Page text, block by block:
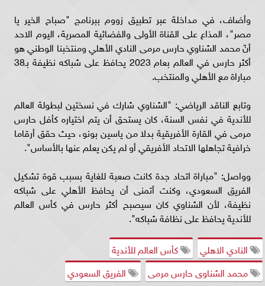
وأضاف، في مداخلة عبر تطبيق زووم ببرنامج "صباح الخير يا
مصر"، المذاع على القناة الأولى والفضائية المصرية، اليوم الاحد
أنّ محمد الشناوي حارس مرمى النادي الأهلي ومنتخبنا الوطني هو
أكثر حارس في العالم بعام 2023 يحافظ على شباكه نظيفة بـ38
مباراة مع الأهلي والمنتخب.
وتابع الناقد الرياضي: "الشناوي شارك في نسختين لبطولة العالم
للأندية في نفس السنة، كان يستحق أن يتم اختياره كأفل حارس
مرمى في القارة الأفريقية بدلا من ياسين بونو، حيث حقق أرقاما
خرافية تجاهلها الاتحاد الأفريقي أو لم يكن يعلم عنها بالأساس".
وواصل: "مباراة اتحاد جدة كانت صعبة للغاية بسبب قوة تشكيل
الفريق السعودي، وكنت أتمنى أن يحافظ الأهلي على شباكه
نظيفة، لأن الشناوي كان سيصبح أكثر حارس في كأس العالم
للأندية يحافظ على نظافة شباكه".
النادي الاهلي
كأس العالم للأندية
محمد الشناوى حارس مرمى
الفريق السعودي